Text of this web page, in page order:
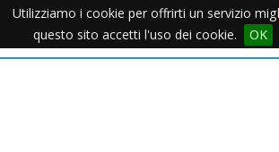
Utilizziamo i cookie per offrirti un servizio
questo sito accetti l'uso dei cookie.
OK